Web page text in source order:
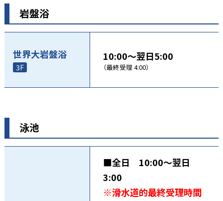
岩盤浴
3F
世界大岩盤浴 10:00～翌日5:00
（最終受理 4:00）
泳池
■全日 10:00～翌日
3:00
※滑水道的最終受理時間